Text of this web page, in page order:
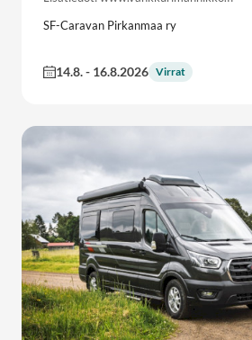
SF-Caravan Pirkanmaa ry
14.8.- 16.8.2026 Virrat